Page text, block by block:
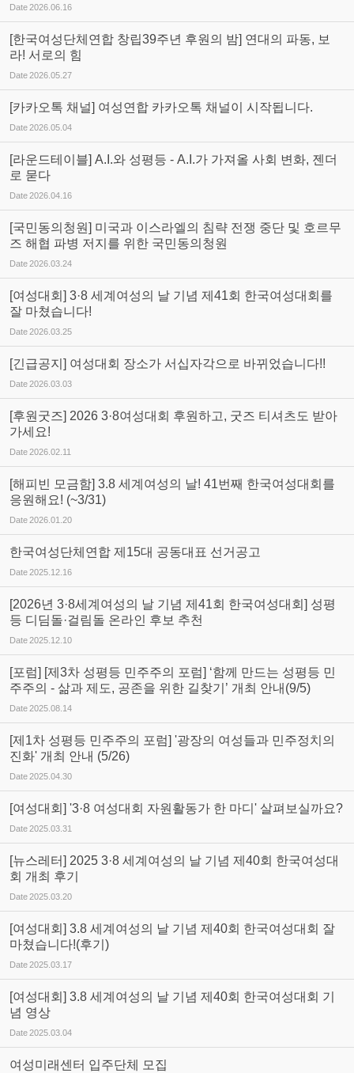
Date2026.06.16
[한국여성단체연합 창립39주년 후원의 밤] 연대의 파동, 보
라! 서로의 힘
Date2026.05.27
[카카오톡 채널] 여성연합 카카오톡 채널이 시작됩니다.
Date2026.05.04
[라운드테이블] A.I.와 성평등 - A.I.가 가져올 사회 변화, 젠더
로 묻다
Date2026.04.16
[국민동의청원] 미국과 이스라엘의 침략 전쟁 중단 및 호르무
즈 해협 파병 저지를 위한 국민동의청원
Date2026.03.24
[여성대회] 3·8 세계여성의 날 기념 제41회 한국여성대회를
잘 마쳤습니다!
Date2026.03.25
[긴급공지] 여성대회 장소가 서십자각으로 바뀌었습니다!!
Date2026.03.03
[후원굿즈] 2026 3·8여성대회 후원하고, 굿즈 티셔츠도 받아
가세요!
Date2026.02.11
[해피빈 모금함] 3.8 세계여성의 날! 41번째 한국여성대회를
응원해요! (~3/31)
Date2026.01.20
한국여성단체연합 제15대 공동대표 선거공고
Date2025.12.16
[2026년 3·8세계여성의 날 기념 제41회 한국여성대회] 성평
등 디딤돌·걸림돌 온라인 후보 추천
Date2025.12.10
[포럼] [제3차 성평등 민주주의 포럼] ‘함께 만드는 성평등 민
주주의 - 삶과 제도, 공존을 위한 길찾기’ 개최 안내(9/5)
Date2025.08.14
[제1차 성평등 민주주의 포럼] '광장의 여성들과 민주정치의
진화' 개최 안내 (5/26)
Date2025.04.30
[여성대회] '3·8 여성대회 자원활동가 한 마디' 살펴보실까요?
Date2025.03.31
[뉴스레터] 2025 3·8 세계여성의 날 기념 제40회 한국여성대
회 개최 후기
Date2025.03.20
[여성대회] 3.8 세계여성의 날 기념 제40회 한국여성대회 잘
마쳤습니다!(후기)
Date2025.03.17
[여성대회] 3.8 세계여성의 날 기념 제40회 한국여성대회 기
념 영상
Date2025.03.04
여성미래센터 입주단체 모집